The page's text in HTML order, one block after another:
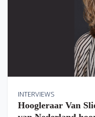
INTERVIEWS
Hoogleraar Van